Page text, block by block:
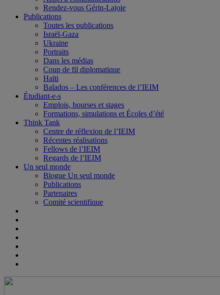
Rendez-vous Gérin-Lajoie
Publications
Toutes les publications
Israël-Gaza
Ukraine
Portraits
Dans les médias
Coup de fil diplomatique
Haïti
Balados – Les conférences de l’IEIM
Étudiant-e-s
Emplois, bourses et stages
Formations, simulations et Écoles d’été
Think Tank
Centre de réflexion de l’IEIM
Récentes réalisations
Fellows de l’IEIM
Regards de l’IEIM
Un seul monde
Blogue Un seul monde
Publications
Partenaires
Comité scientifique